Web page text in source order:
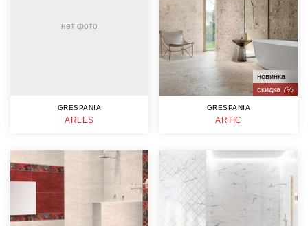
нет фото
GRESPANIA
ARLES
новинка
скидка 7%
GRESPANIA
ARTIC